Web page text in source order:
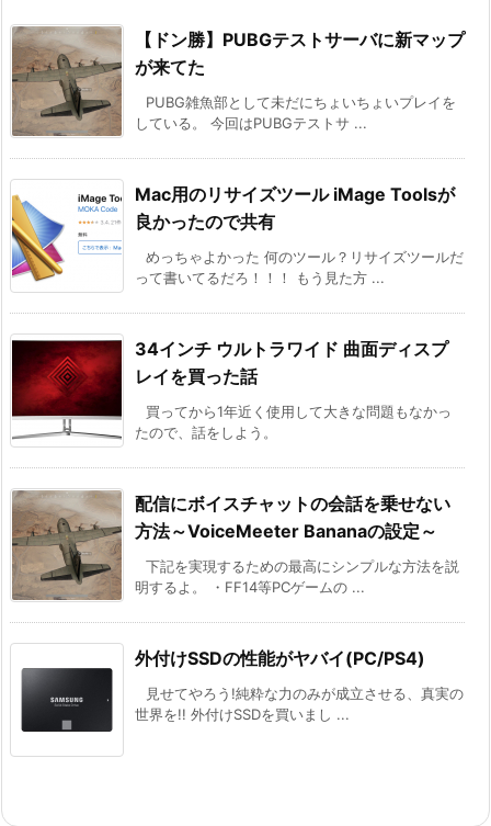
【ドン勝】PUBGテストサーバに新マップ
が来てた
PUBG雑魚部として未だにちょいちょいプレイを
している。 今回はPUBGテストサ ...
Mac用のリサイズツール iMage Toolsが
良かったので共有
めっちゃよかった 何のツール？リサイズツールだ
って書いてるだろ！！！ もう見た方 ...
34インチ ウルトラワイド 曲面ディスプ
レイを買った話
買ってから1年近く使用して大きな問題もなかっ
たので、話をしよう。
配信にボイスチャットの会話を乗せない
方法～VoiceMeeter Bananaの設定～
下記を実現するための最高にシンプルな方法を説
明するよ。 ・FF14等PCゲームの ...
外付けSSDの性能がヤバイ(PC/PS4)
見せてやろう!純粋な力のみが成立させる、真実の
世界を!! 外付けSSDを買いまし ...